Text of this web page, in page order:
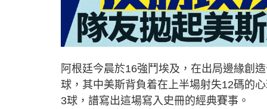
阿根廷今晨於16強鬥埃及，在出局邊緣創
球，其中美斯背負着在上半場射失12碼的
3球，譜寫出這場寫入史冊的經典賽事。